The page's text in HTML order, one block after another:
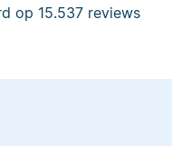
op 15.537 reviews